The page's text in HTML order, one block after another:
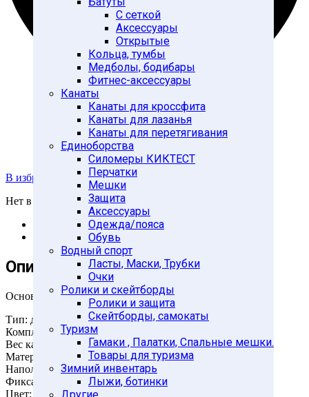
С сеткой
Аксессуары
Открытые
Кольца, тумбы
Медболы, бодибары
Фитнес-аксессуары
Канаты
Канаты для кроссфита
Канаты для лазанья
Канаты для перетягивания
Единоборства
Силомеры КИКТЕСТ
Перчатки
Мешки
Защита
Аксессуары
Одежда/пояса
Обувь
Водный спорт
Ласты, Маски, Трубки
Очки
Ролики и скейтборды
Ролики и защита
Скейтборды, самокаты
Туризм
Гамаки , Палатки, Спальные мешки.
Товары для туризма
Зимний инвентарь
Лыжи, ботинки
В избранное
Нет в наличии
Описание
Отзывы (0)
Описание
Основные характеристики
Тип: для рук
Комплектность: 2шт
Вес каждого утяжелителя: 0,5кг
Материал внешний: неопрен
Наполнитель: металлическая стружка
Фиксация: липучки
Цвет: красный, синий